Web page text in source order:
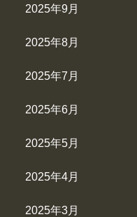
2025年9月
2025年8月
2025年7月
2025年6月
2025年5月
2025年4月
2025年3月